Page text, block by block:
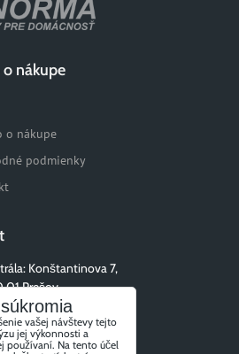
nákupe
o nákupe
podmienky
Konštantinova 7,
Prešov
51/77 311 96
vašej návštevy tejto
jej výkonnosti a
používaní. Na tento účel